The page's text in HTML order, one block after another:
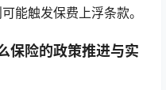
能触发保费上浮条款。
保险的政策推进与实